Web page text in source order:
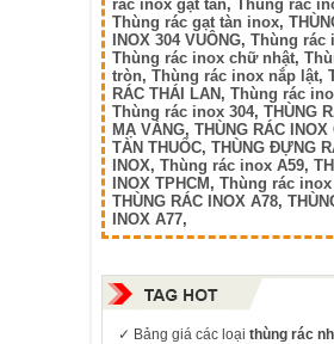
rác inox gạt tàn, Thùng rác
Thùng rác gạt tàn inox,
INOX 304 VUÔNG, Thùng rác
Thùng rác inox chữ nhật,
tròn, Thùng rác inox nắp lật,
RÁC THÁI LAN , Thùng rác
Thùng rác inox 304, THÙNG
MẠ VÀNG, THÙNG RÁC INOX
TÀN THUỐC, THÙNG ĐỰNG
INOX, Thùng rác inox A59,
INOX TPHCM , Thùng rác
THÙNG RÁC INOX A78,
INOX A77,
✓ Bảng giá các loạithùng rác